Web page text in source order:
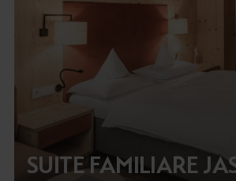
SUITE FAMILIARE